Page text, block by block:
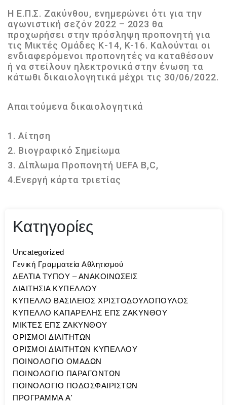
H E.Π.Σ. Ζακύνθου, ενημερώνει ότι για την
αγωνιστική σεζόν 2022 – 2023 θα
προχωρήσει στην πρόσληψη προπονητή για
τις Μικτές Ομάδες Κ-14, Κ-16. Καλούνται οι
ενδιαφερόμενοι προπονητές να καταθέσουν
ή να στείλουν ηλεκτρονικά στην ένωση τα
κάτωθι δικαιολογητικά μέχρι τις 30/06/2022.
Απαιτούμενα δικαιολογητικά
1. Αίτηση
2. Βιογραφικό Σημείωμα
3. Δίπλωμα Προπονητή UEFA B,C,
4.Ενεργή κάρτα τριετίας
Κατηγορίες
Uncategorized
Γενική Γραμματεία Αθλητισμού
ΔΕΛΤΙΑ ΤΥΠΟΥ – ΑΝΑΚΟΙΝΩΣΕΙΣ
ΔΙΑΙΤΗΣΙΑ ΚΥΠΕΛΛΟΥ
ΚΥΠΕΛΛΟ ΒΑΣΙΛΕΙΟΣ ΧΡΙΣΤΟΔΟΥΛΟΠΟΥΛΟΣ
ΚΥΠΕΛΛΟ ΚΑΠΑΡΕΛΗΣ ΕΠΣ ΖΑΚΥΝΘΟΥ
ΜΙΚΤΕΣ ΕΠΣ ΖΑΚΥΝΘΟΥ
ΟΡΙΣΜΟΙ ΔΙΑΙΤΗΤΩΝ
ΟΡΙΣΜΟΙ ΔΙΑΙΤΗΤΩΝ ΚΥΠΕΛΛΟΥ
ΠΟΙΝΟΛΟΓΙΟ ΟΜΑΔΩΝ
ΠΟΙΝΟΛΟΓΙΟ ΠΑΡΑΓΟΝΤΩΝ
ΠΟΙΝΟΛΟΓΙΟ ΠΟΔΟΣΦΑΙΡΙΣΤΩΝ
ΠΡΟΓΡΑΜΜΑ A'